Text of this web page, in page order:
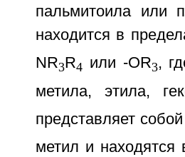
пальмитоила или
находится в
NR3R4 или -OR3,
метила, этила,
представляет
метил и находятся